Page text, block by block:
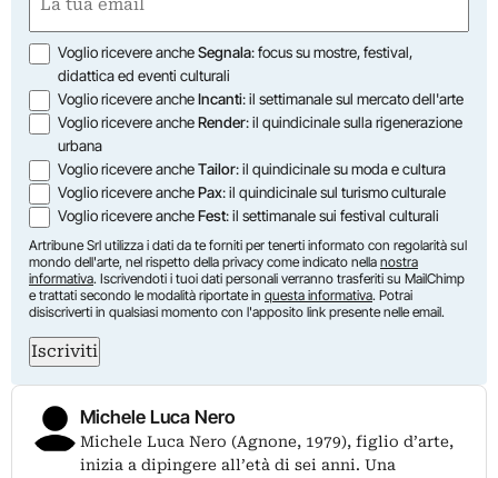
(Required)
Opzioni
Voglio ricevere ancheSegnala: focus su mostre, festival,
didattica ed eventi culturali
Voglio ricevere ancheIncanti: il settimanale sul mercato dell'arte
Voglio ricevere ancheRender: il quindicinale sulla rigenerazione
urbana
Voglio ricevere ancheTailor: il quindicinale su moda e cultura
Voglio ricevere anchePax: il quindicinale sul turismo culturale
Voglio ricevere ancheFest: il settimanale sui festival culturali
Artribune Srl utilizza i dati da te forniti per tenerti informato con regolarità sul
mondo dell'arte, nel rispetto della privacy come indicato nella nostra
informativa. Iscrivendoti i tuoi dati personali verranno trasferiti su MailChimp
e trattati secondo le modalità riportate in questa informativa. Potrai
disiscriverti in qualsiasi momento con l'apposito link presente nelle email.
Iscriviti
Michele Luca Nero
Michele Luca Nero (Agnone, 1979), figlio d’arte,
inizia a dipingere all’età di sei anni. Una